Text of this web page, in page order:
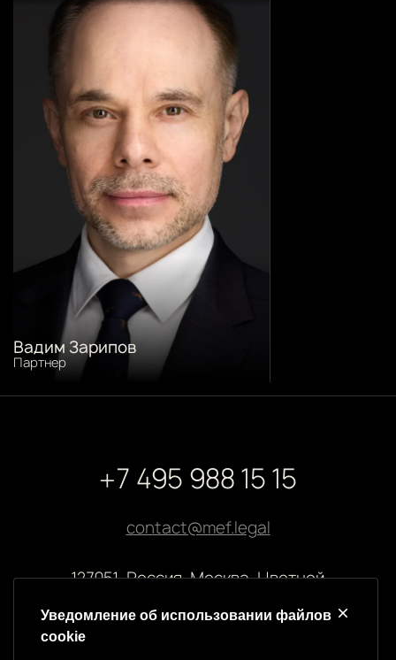
Вадим Зарипов
Партнер
+7 495 988 15 15
contact@mef.legal
127051, Россия, Москва, Цветной
Уведомление об использовании файлов
cookie